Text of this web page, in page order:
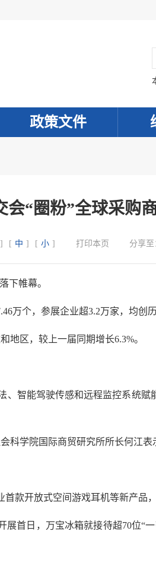
政策文件
会“圈粉”全球采购
] [ 中 ] [ 小 ] 打印本页 分享至
下帷幕。
万个，参展企业超3.2万家，均创历
地区，较上一届同期增长6.3%。
、智能驾驶传感和远程监控系统
科学院国际商贸研究所所长何江表
款开放式空间游戏耳机等新产品
首日，万宝冰箱就接待超70位“